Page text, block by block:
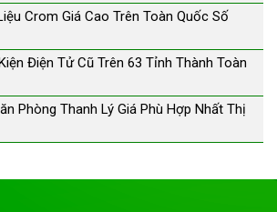
Crom Giá Cao Trên Toàn Quốc Số
Điện Tử Cũ Trên 63 Tỉnh Thành Toàn
Phòng Thanh Lý Giá Phù Hợp Nhất Thị